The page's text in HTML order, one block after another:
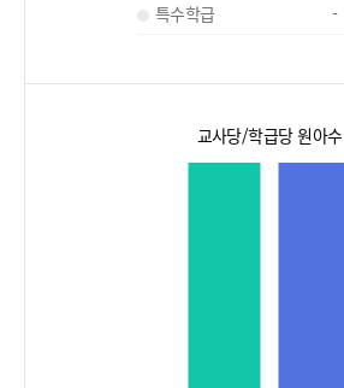
특수학급
-
교사당/학급당 원아수